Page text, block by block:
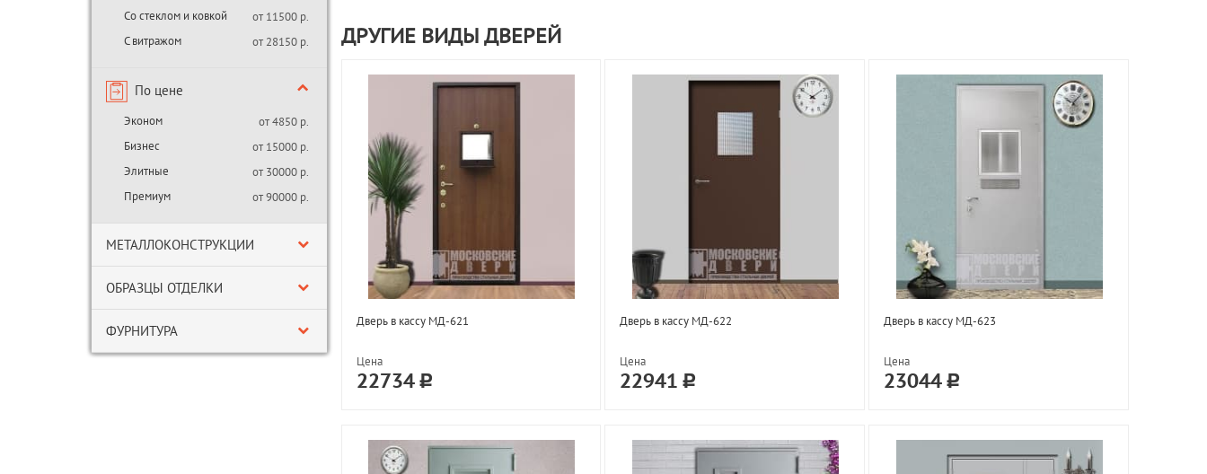
Со стеклом и ковкой
от 11500 р.
С витражом
от 28150 р.
По цене
Эконом
от 4850 р.
Бизнес
от 15000 р.
Элитные
от 30000 р.
Премиум
от 90000 р.
МЕТАЛЛОКОНСТРУКЦИИ
ОБРАЗЦЫ ОТДЕЛКИ
ФУРНИТУРА
ДРУГИЕ ВИДЫ ДВЕРЕЙ
Дверь в кассу МД-621
Цена
22734
Дверь в кассу МД-622
Цена
22941
Дверь в кассу МД-623
Цена
23044